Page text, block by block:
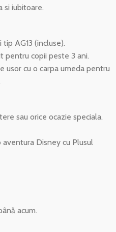
si iubitoare.
AG13 (incluse).
pentru copii peste 3 ani.
usor cu o carpa umeda pentru
sau orice ocazie speciala.
Disney cu Plusul
acum.